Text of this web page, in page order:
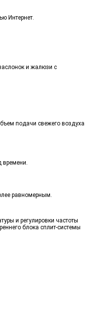
Интернет.
и жалюзи с
подачи свежего воздуха
времени.
равномерным.
и регулировки частоты
блока сплит-системы